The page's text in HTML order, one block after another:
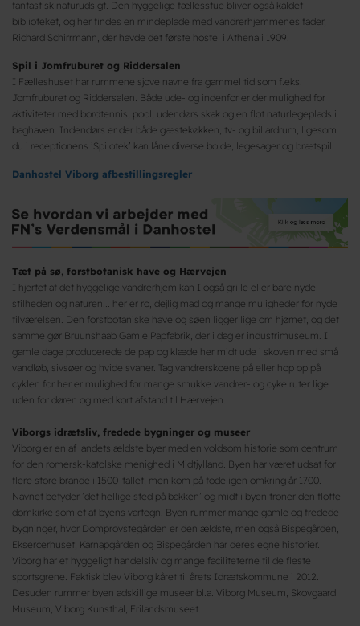
fantastisk naturudsigt. Den hyggelige fællesstue bliver også kaldet
biblioteket, og her findes en mindeplade med vandrerhjemmenes fader,
Richard Schirrmann, der havde det første hostel i Athena i 1909.
Spil i Jomfruburet og Riddersalen
I Fælleshuset har rummene sjove navne fra gammel tid som f.eks.
Jomfruburet og Riddersalen. Både ude- og indenfor er der mulighed for
aktiviteter med bordtennis, pool, udendørs skak og en flot naturlegeplads i
baghaven. Indendørs er der både gæstekøkken, tv- og billardrum, ligesom
du i receptionens ’Spilotek’ kan låne diverse bolde, legesager og brætspil.
Danhostel Viborg afbestillingsregler
Tæt på sø, forstbotanisk have og Hærvejen
I hjertet af det hyggelige vandrerhjem kan I også grille eller bare nyde
stilheden og naturen... her er ro, dejlig mad og mange muligheder for nyde
tilværelsen. Den forstbotaniske have og søen ligger lige om hjørnet, og det
samme gør Bruunshaab Gamle Papfabrik, der i dag er industrimuseum. I
gamle dage producerede de pap og klæde her midt ude i skoven med små
vandløb, sivsøer og hvide svaner. Tag vandrerskoene på eller hop op på
cyklen for her er mulighed for mange smukke vandrer- og cykelruter lige
uden for døren og med kort afstand til Hærvejen.
Viborgs idrætsliv, fredede bygninger og museer
Viborg er en af landets ældste byer med en voldsom historie som centrum
for den romersk-katolske menighed i Midtjylland. Byen har været udsat for
flere store brande i 1500-tallet, men kom på fode igen omkring år 1700.
Navnet betyder ’det hellige sted på bakken’ og midt i byen troner den flotte
domkirke som et af byens vartegn. Byen rummer mange gamle og fredede
bygninger, hvor Domprovstegården er den ældste, men også Bispegården,
Eksercerhuset, Karnapgården og Bispegården har deres egne historier.
Viborg har et hyggeligt handelsliv og mange faciliteterne til de fleste
sportsgrene. Faktisk blev Viborg kåret til årets Idrætskommune i 2012.
Desuden rummer byen adskillige museer bl.a. Viborg Museum, Skovgaard
Museum, Viborg Kunsthal, Frilandsmuseet..